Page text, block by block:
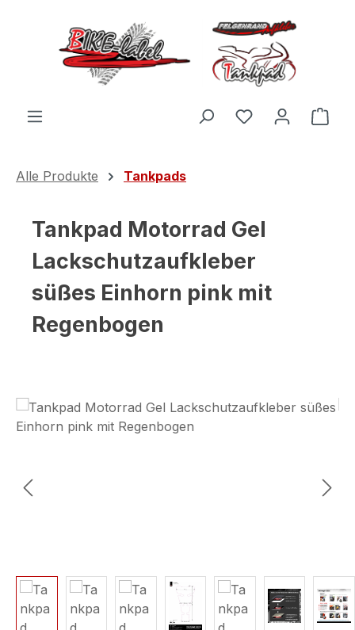
Zum Hauptinhalt springen
Du hast 0
Alle Produkte Tankpads
Tankpad Motorrad Gel
Lackschutzaufkleber
süßes Einhorn pink mit
Regenbogen
Bildergalerie überspringen